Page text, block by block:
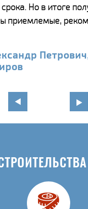
Но в итоге
приемлемые,